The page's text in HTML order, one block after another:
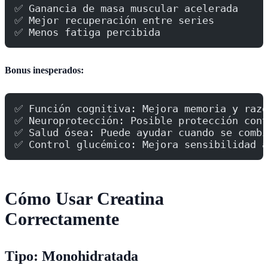
✅ Ganancia de masa muscular acelerada
✅ Mejor recuperación entre series
✅ Menos fatiga percibida
Bonus inesperados:
✅ Función cognitiva: Mejora memoria y
✅ Neuroprotección: Posible protección
✅ Salud ósea: Puede ayudar cuando se
✅ Control glucémico: Mejora sensibilidad
Cómo Usar Creatina
Correctamente
Tipo: Monohidratada